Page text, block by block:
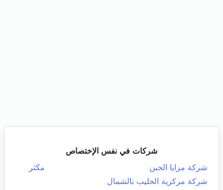
شركات في نفس الإختصاص
شركة مزايا الجبن
مكثر
شركة مركزية الحليب بالشمال